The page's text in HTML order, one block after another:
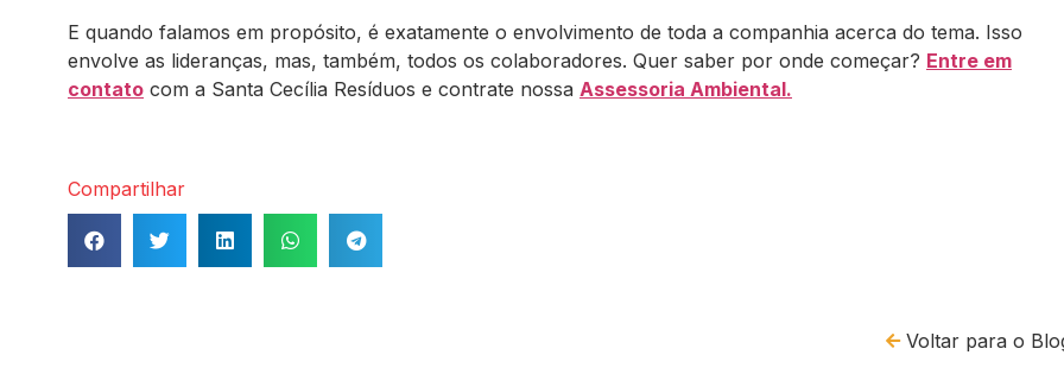
E quando falamos em propósito, é exatamente o envolvimento de toda a companhia acerca do tema. Isso
envolve as lideranças, mas, também, todos os colaboradores. Quer saber por onde começar? Entre em
contato com a Santa Cecília Resíduos e contrate nossa Assessoria Ambiental.
Compartilhar
Voltar para o